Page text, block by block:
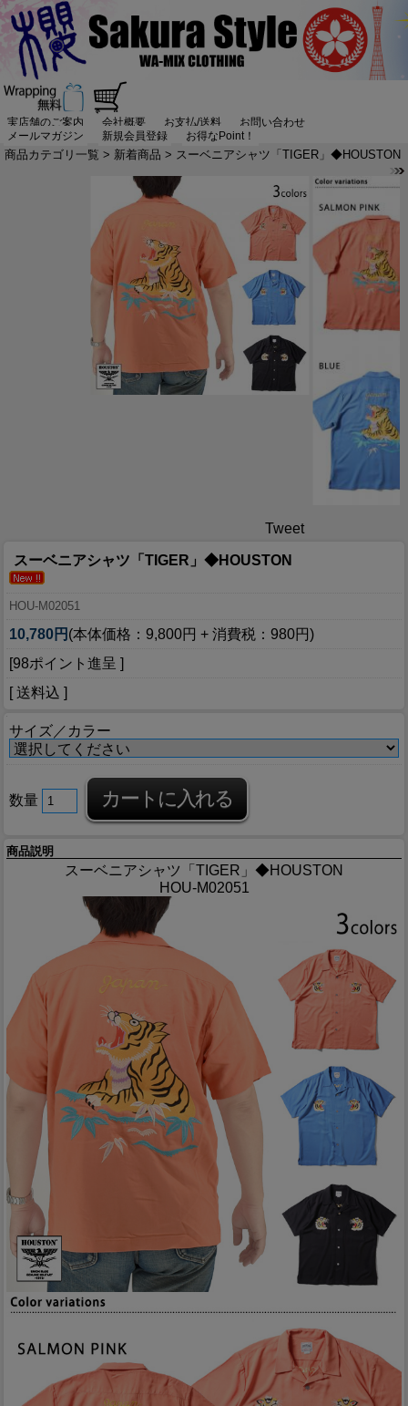
実店舗のご案内 会社概要 お支払/送料
お問い合わせ
メールマガジン
新規会員登録 お得なPoint！
商品カテゴリ一覧 > 新着商品 > スーベニアシャツ「TIGER」◆HOUSTON
Tweet
スーベニアシャツ「TIGER」◆HOUSTON
HOU-M02051
10,780円 (本体価格：9,800円 + 消費税：980円)
[98ポイント進呈 ]
[ 送料込 ]
サイズ／カラー
数量
商品説明
スーベニアシャツ「TIGER」◆HOUSTON
HOU-M02051